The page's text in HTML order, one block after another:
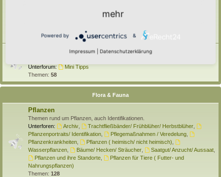
Kompostieren/ Mulchen/ Dauerhumus,
Themen:247
Selber machen
Unterforum:
Mini Tipps
Themen: 58
Flora & Fauna
Pflanzen
Themen rund um Pflanzen, auch Identifikationen.
Unterforen:
Archiv, Trachtfließbänder/ Frühblüher/ Herbstblüher,
Pflanzenportraits/ Identifikation
Pflegemaßnahmen / Veredelung,
Pflanzenkrankheiten
Pflanzen ( heimisch/ nicht heimisch)
Wasserpflanzen
Bäume/ Hecken/ Sträucher, Saatgut/ Anzucht/ Aussaat,
Pflanzen und ihre Standorte,
Pflanzen für Tiere ( Futter- und
Nahrungspflanzen)
Themen: 128
mehr
Powered by &
Impressum Datenschutzerklärung